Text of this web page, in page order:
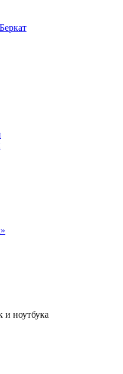
и ноутбука